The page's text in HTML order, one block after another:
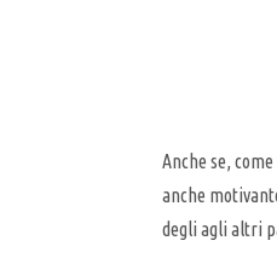
Anche se,
anche
degli agli altri